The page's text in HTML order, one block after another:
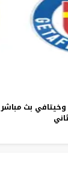
وخيتافي بث مباشر